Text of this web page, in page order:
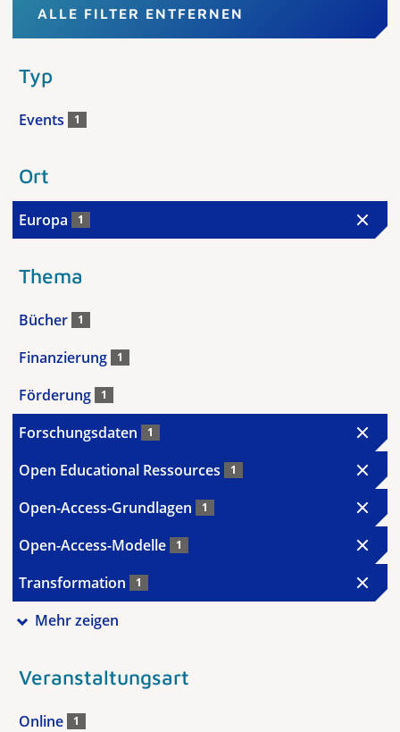
ALLE FILTER ENTFERNEN
Typ
Events 1
Ort
Europa 1
Thema
Bücher 1
Finanzierung 1
Förderung 1
Forschungsdaten 1
Open Educational Ressources 1
Open-Access-Grundlagen 1
Open-Access-Modelle 1
Transformation 1
Mehr zeigen
Veranstaltungsart
Online 1